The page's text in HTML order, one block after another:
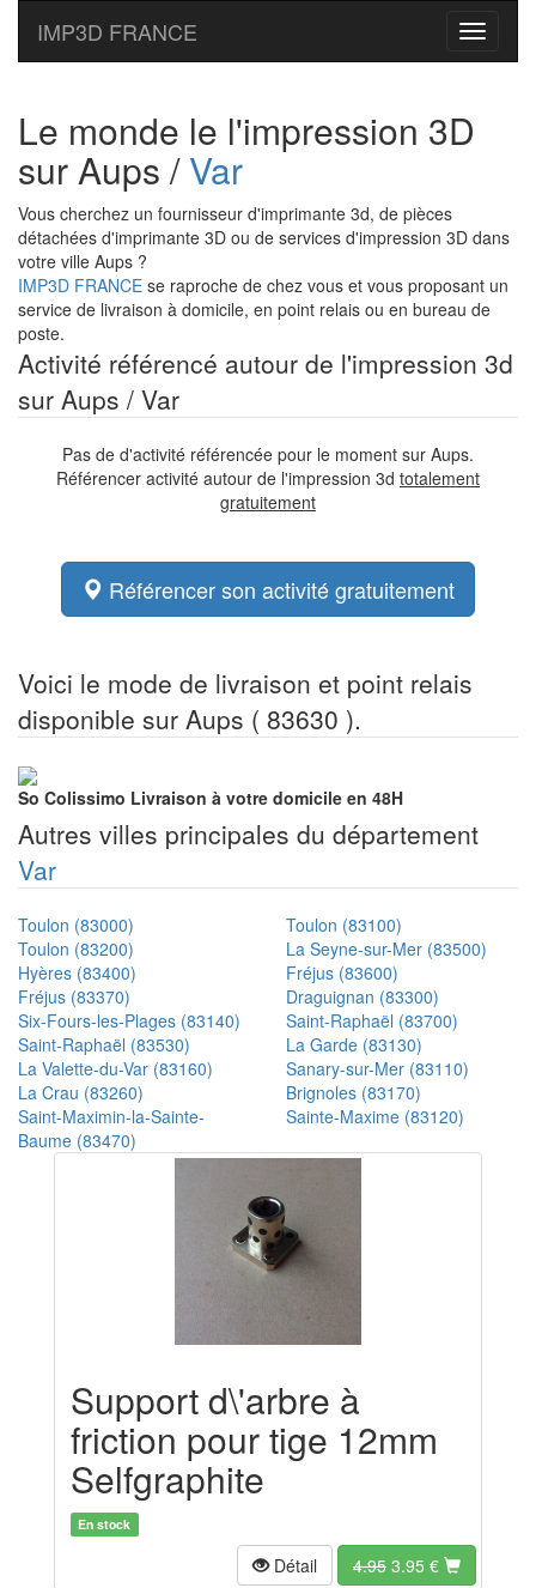
Toggle
IMP3D FRANCE
Le monde le l'impression 3D
sur Aups /Var
Vous cherchez un fournisseur d'imprimante 3d, de pièces
détachées d'imprimante 3D ou de services d'impression 3D dans
votre ville Aups ?
IMP3D FRANCE se raproche de chez vous et vous proposant un
service de livraison à domicile, en point relais ou en bureau de
poste.
Activité référencé autour de l'impression 3d
sur Aups / Var
Pas de d'activité référencée pour le moment sur Aups.
Référencer activité autour de l'impression 3d totalement
gratuitement
Référencer son activité gratuitement
Voici le mode de livraison et point relais
disponible sur Aups ( 83630 ).
So Colissimo Livraison à votre domicile en 48H
Autres villes principales du département
Var
Toulon (83000)
Toulon (83100)
Toulon (83200)
La Seyne-sur-Mer (83500)
Hyères (83400)
Fréjus (83600)
Fréjus (83370)
Draguignan (83300)
Six-Fours-les-Plages (83140)
Saint-Raphaël (83700)
Saint-Raphaël (83530)
La Garde (83130)
La Valette-du-Var (83160)
Sanary-sur-Mer (83110)
La Crau (83260)
Brignoles (83170)
Saint-Maximin-la-Sainte-
Baume (83470)
Sainte-Maxime (83120)
Support d\'arbre à
friction pour tige 12mm
Selfgraphite
En stock
Détail 4.95 3.95 €